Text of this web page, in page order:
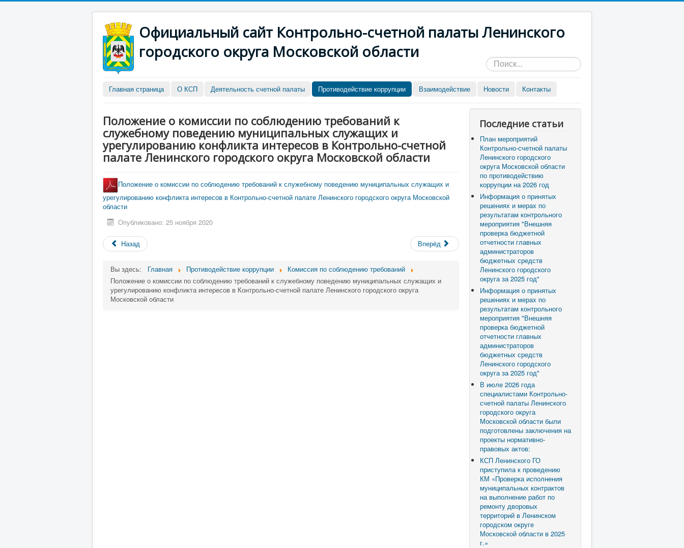
Официальный сайт Контрольно-счетной палаты Ленинского
городского округа Московской области
Искать...
Главная страница О КСП Деятельность счетной палаты Противодействие коррупции Взаимодействие Новости Контакты
Положение о комиссии по соблюдению требований к
служебному поведению муниципальных служащих и
урегулированию конфликта интересов в Контрольно-счетной
палате Ленинского городского округа Московской области
Положение о комиссии по соблюдению требований к служебному поведению муниципальных служащих и
урегулированию конфликта интересов в Контрольно-счетной палате Ленинского городского округа Московской
области
Опубликовано: 25 ноября 2020
Назад Вперёд
Вы здесь: Главная Противодействие коррупции
Комиссия по соблюдению требований
Положение о комиссии по соблюдению требований к служебному поведению муниципальных служащих и
урегулированию конфликта интересов в Контрольно-счетной палате Ленинского городского округа
Московской области
Последние статьи
План мероприятий
Контрольно-счетной палаты
Ленинского городского
округа Московской области
по противодействию
коррупции на 2026 год
Информация о принятых
решениях и мерах по
результатам контрольного
мероприятия "Внешняя
проверка бюджетной
отчетности главных
администраторов
бюджетных средств
Ленинского городского
округа за 2025 год"
Информация о принятых
решениях и мерах по
результатам контрольного
мероприятия "Внешняя
проверка бюджетной
отчетности главных
администраторов
бюджетных средств
Ленинского городского
округа за 2025 год"
В июле 2026 года
специалистами Контрольно-
счетной палаты Ленинского
городского округа
Московской области были
подготовлены заключения на
проекты нормативно-
правовых актов:
КСП Ленинского ГО
приступила к проведению
КМ «Проверка исполнения
муниципальных контрактов
на выполнение работ по
ремонту дворовых
территорий в Ленинском
городском округе
Московской области в 2025
г.»